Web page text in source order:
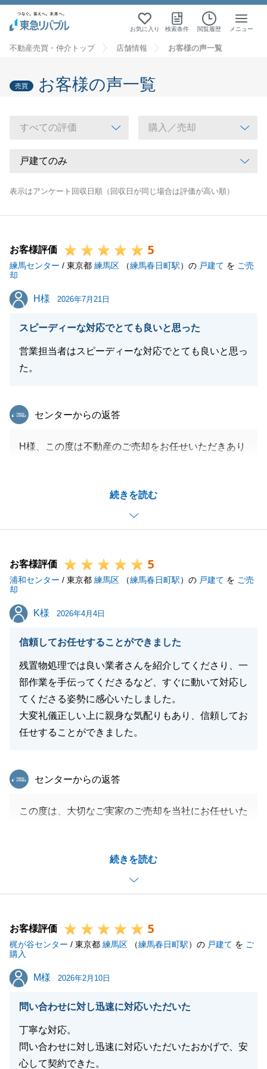
お気に入り 検索条件 閲覧履歴 メニュー
不動産売買・仲介トップ 店舗情報 お客様の声一覧
売買 お客様の声一覧
表示はアンケート回収日順（回収日が同じ場合は評価が高い順）
お客様評価 5
練馬センター / 東京都 練馬区 （練馬春日町駅）の 戸建て を ご売
却
H様
H様 2026年7月21日
スピーディーな対応でとても良いと思った
営業担当者はスピーディーな対応でとても良いと思っ
た。
続きを読む
東急リバブル
センターからの返答
H様、この度は不動産のご売却をお任せいただきあり
たが、ご協力いただきありがとうございました。
またお手伝いできることがございましたら、お気軽に
ご連絡下さいませ。
閉じる
お客様評価 5
浦和センター / 東京都 練馬区 （練馬春日町駅）の 戸建て を ご売
却
K様
K様 2026年4月4日
信頼してお任せすることができました
残置物処理では良い業者さんを紹介してくださり、一
部作業を手伝ってくださるなど、すぐに動いて対応し
てくださる姿勢に感心いたしました。
大変礼儀正しい上に親身な気配りもあり、信頼してお
任せすることができました。
続きを読む
東急リバブル
センターからの返答
この度は、大切なご実家のご売却を当社にお任せいた
ただけましたこと、大変光栄に存じます。
お仕事でお忙しい中、残置物の撤去作業などは非常に
お疲れのこととお察しいたします。
ば、これほど嬉しいことはございません。
また、温かいお褒めのお言葉をいただき、心より感謝
申し上げます。
いただいたお言葉を糧に、今後もより一層精進してま
今後も不動産に関することでお困りごとやご相談がご
ざいましたら、いつでもお気軽にお声がけください。
何卒よろしくお願いいたします。
お客様評価 5
梶が谷センター / 東京都 練馬区 （練馬春日町駅）の 戸建て を ご
購入
M様
M様 2026年2月10日
問い合わせに対し迅速に対応いただいた
丁寧な対応。
問い合わせに対し迅速に対応いただいたおかげで、安
心して契約できた。